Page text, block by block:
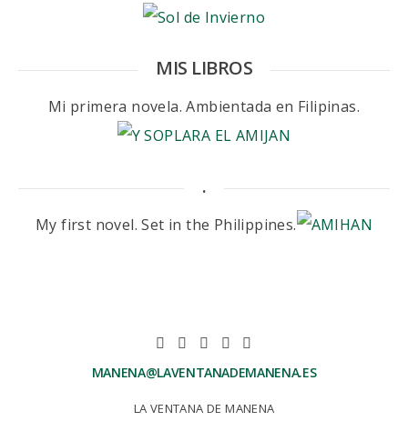
MIS LIBROS
Mi primera novela. Ambientada en Filipinas.
.
My first novel. Set in the Philippines.
MANENA@LAVENTANADEMANENA.ES
LA VENTANA DE MANENA